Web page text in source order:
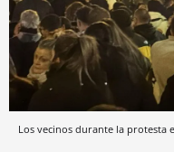
Los vecinos durante la protesta